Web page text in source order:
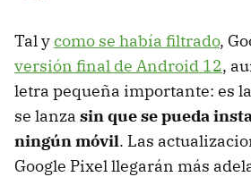
Tal ycomo se había filtrado,
versión final de Android 12,
letra pequeña importante: es
se lanza sin que se pueda
ningún móvil. Las
Google Pixel llegarán más